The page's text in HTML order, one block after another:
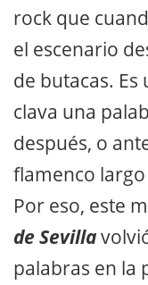
rock que
el escenario
de butacas.
clava una
después, o
flamenco
Por eso, este
de Sevilla
palabras en la